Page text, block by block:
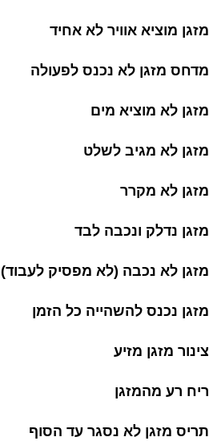
מזגן מוציא אוויר לא אחיד
מדחס מזגן לא נכנס לפעולה
מזגן לא מוציא מים
מזגן לא מגיב לשלט
מזגן לא מקרר
מזגן נדלק ונכבה לבד
מזגן לא נכבה (לא מפסיק לעבוד)
מזגן נכנס להשהייה כל הזמן
צינור מזגן מזיע
ריח רע מהמזגן
תריס מזגן לא נסגר עד הסוף